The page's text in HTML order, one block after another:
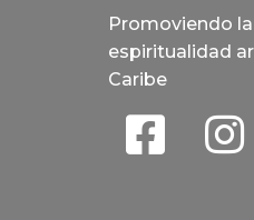
Promoviendo
espiritualidad
Caribe